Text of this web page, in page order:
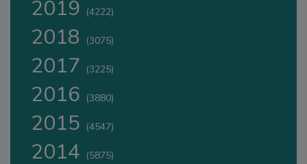
2019 (4222)
2018 (3075)
2017 (3225)
2016 (3880)
2015 (4547)
2014 (5875)